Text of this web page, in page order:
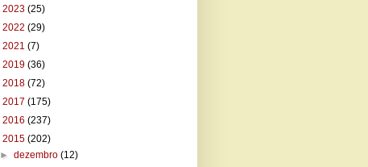
2023 (25)
2022 (29)
2021 (7)
2019 (36)
2018 (72)
2017 (175)
2016 (237)
2015 (202)
►dezembro(12)